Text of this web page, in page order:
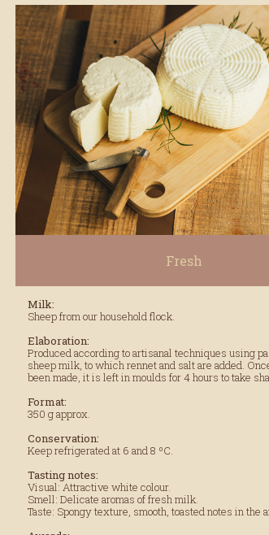
Fresh
Milk:
Sheep from our household flock.
Elaboration:
Produced according to artisanal techniques using
sheep milk, to which rennet and salt are added.
been made, it is left in moulds for 4 hours to take
Format:
350 g approx.
Conservation:
Keep refrigerated at 6 and 8 ºC.
Tasting notes:
Visual: Attractive white colour.
Smell: Delicate aromas of fresh milk.
Taste: Spongy texture, smooth, toasted notes in the